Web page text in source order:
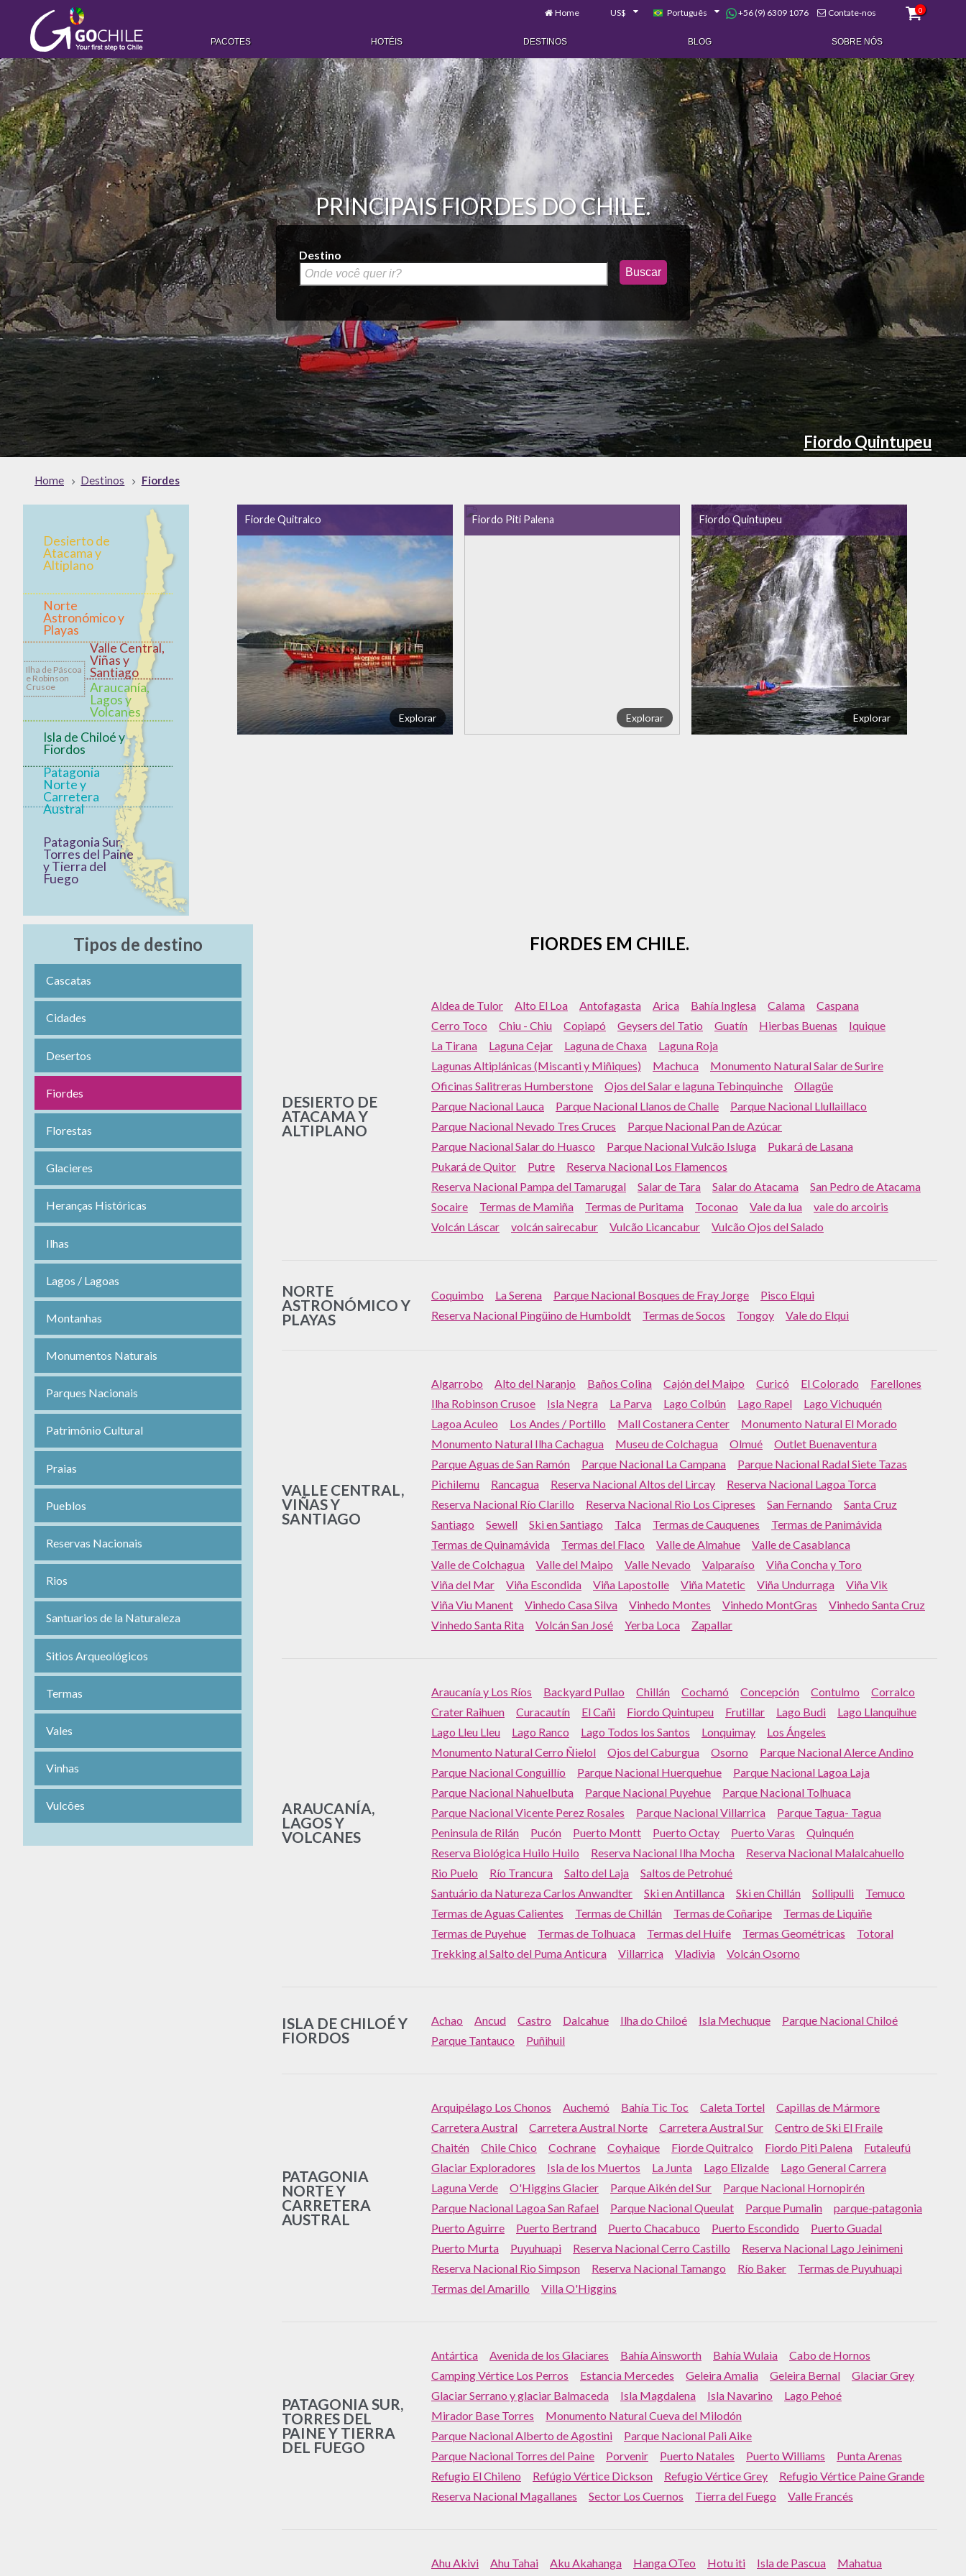
Home US$ Português +56 (9) 6309 1076 Contate-nos 0
PACOTES HOTÉIS DESTINOS BLOG SOBRE NÓS
Fiordo Quintupeu
PRINCIPAIS FIORDES DO CHILE.
Destino
Home Destinos Fiordes
Desierto de
Atacama y
Altiplano
Norte
Astronómico y
Playas
Valle Central,
Viñas y
Santiago
Araucanía,
Lagos y
Volcanes
Isla de Chiloé y
Fiordos
Patagonia
Norte y
Carretera
Austral
Patagonia Sur,
Torres del Paine
y Tierra del
Fuego
Ilha de Páscoa
e Robinson
Crusoe
Fiorde Quitralco
Explorar
Fiordo Piti Palena
Explorar
Fiordo Quintupeu
Explorar
Tipos de destino
Cascatas
Cidades
Desertos
Fiordes
Florestas
Glacieres
Heranças Históricas
Ilhas
Lagos / Lagoas
Montanhas
Monumentos Naturais
Parques Nacionais
Patrimônio Cultural
Praias
Pueblos
Reservas Nacionais
Rios
Santuarios de la Naturaleza
Sitios Arqueológicos
Termas
Vales
Vinhas
Vulcões
FIORDES EM CHILE.
DESIERTO DE
ATACAMA Y
ALTIPLANO
Aldea de Tulor Alto El Loa Antofagasta Arica Bahía Inglesa Calama
Caspana
Cerro Toco
Chiu - Chiu Copiapó Geysers del Tatio Guatín Hierbas Buenas
Iquique
La Tirana
Laguna Cejar Laguna de Chaxa
Laguna Roja
Lagunas Altiplánicas (Miscanti y Miñiques)
Machuca
Monumento Natural Salar de Surire
Oficinas Salitreras Humberstone
Ojos del Salar e laguna Tebinquinche
Ollagüe
Parque Nacional Lauca
Parque Nacional Llanos de Challe
Parque Nacional Llullaillaco
Parque Nacional Nevado Tres Cruces
Parque Nacional Pan de Azúcar
Parque Nacional Salar do Huasco
Parque Nacional Vulcão Isluga
Pukará de Lasana
Pukará de Quitor
Putre
Reserva Nacional Los Flamencos
Reserva Nacional Pampa del Tamarugal
Salar de Tara Salar do Atacama
San Pedro de Atacama
Socaire
Termas de Mamiña Termas de Puritama Toconao Vale da lua
vale do arcoiris
Volcán Láscar
volcán sairecabur Vulcão Licancabur Vulcão Ojos del Salado
NORTE
ASTRONÓMICO Y
PLAYAS
Coquimbo La Serena Parque Nacional Bosques de Fray Jorge
Pisco Elqui
Reserva Nacional Pingüino de Humboldt
Termas de Socos Tongoy Vale do Elqui
VALLE CENTRAL,
VIÑAS Y
SANTIAGO
Algarrobo Alto del Naranjo Baños Colina Cajón del Maipo Curicó El Colorado
Farellones
Ilha Robinson Crusoe
Isla Negra La Parva Lago Colbún Lago Rapel
Lago Vichuquén
Lagoa Aculeo
Los Andes / Portillo Mall Costanera Center
Monumento Natural El Morado
Monumento Natural Ilha Cachagua
Museu de Colchagua Olmué
Outlet Buenaventura
Parque Aguas de San Ramón
Parque Nacional La Campana
Parque Nacional Radal Siete Tazas
Pichilemu
Rancagua Reserva Nacional Altos del Lircay
Reserva Nacional Lagoa Torca
Reserva Nacional Río Clarillo
Reserva Nacional Rio Los Cipreses San Fernando
Santa Cruz
Santiago
Sewell Ski en Santiago Talca Termas de Cauquenes
Termas de Panimávida
Termas de Quinamávida
Termas del Flaco Valle de Almahue
Valle de Casablanca
Valle de Colchagua
Valle del Maipo Valle Nevado Valparaíso
Viña Concha y Toro
Viña del Mar
Viña Escondida Viña Lapostolle Viña Matetic Viña Undurraga
Viña Vik
Viña Viu Manent
Vinhedo Casa Silva Vinhedo Montes Vinhedo MontGras
Vinhedo Santa Cruz
Vinhedo Santa Rita
Volcán San José Yerba Loca Zapallar
ARAUCANÍA,
LAGOS Y
VOLCANES
Araucanía y Los Ríos Backyard Pullao Chillán Cochamó Concepción Contulmo
Corralco
Crater Raihuen
Curacautín El Cañi Fiordo Quintupeu Frutillar Lago Budi
Lago Llanquihue
Lago Lleu Lleu
Lago Ranco Lago Todos los Santos Lonquimay
Los Ángeles
Monumento Natural Cerro Ñielol
Ojos del Caburgua Osorno
Parque Nacional Alerce Andino
Parque Nacional Conguillío
Parque Nacional Huerquehue
Parque Nacional Lagoa Laja
Parque Nacional Nahuelbuta
Parque Nacional Puyehue
Parque Nacional Tolhuaca
Parque Nacional Vicente Perez Rosales
Parque Nacional Villarrica
Parque Tagua- Tagua
Peninsula de Rilán
Pucón Puerto Montt Puerto Octay Puerto Varas
Quinquén
Reserva Biológica Huilo Huilo
Reserva Nacional Ilha Mocha
Reserva Nacional Malalcahuello
Rio Puelo
Río Trancura Salto del Laja
Saltos de Petrohué
Santuário da Natureza Carlos Anwandter
Ski en Antillanca Ski en Chillán Sollipulli
Temuco
Termas de Aguas Calientes
Termas de Chillán Termas de Coñaripe
Termas de Liquiñe
Termas de Puyehue
Termas de Tolhuaca Termas del Huife Termas Geométricas
Totoral
Trekking al Salto del Puma Anticura
Villarrica Vladivia Volcán Osorno
ISLA DE CHILOÉ Y
FIORDOS
Achao Ancud Castro Dalcahue Ilha do Chiloé Isla Mechuque
Parque Nacional Chiloé
Parque Tantauco
Puñihuil
PATAGONIA
NORTE Y
CARRETERA
AUSTRAL
Arquipélago Los Chonos Auchemó Bahía Tic Toc Caleta Tortel
Capillas de Mármore
Carretera Austral
Carretera Austral Norte Carretera Austral Sur
Centro de Ski El Fraile
Chaitén
Chile Chico Cochrane Coyhaique Fiorde Quitralco Fiordo Piti Palena
Futaleufú
Glaciar Exploradores
Isla de los Muertos La Junta Lago Elizalde
Lago General Carrera
Laguna Verde
O'Higgins Glacier Parque Aikén del Sur
Parque Nacional Hornopirén
Parque Nacional Lagoa San Rafael
Parque Nacional Queulat Parque Pumalin
parque-patagonia
Puerto Aguirre
Puerto Bertrand Puerto Chacabuco Puerto Escondido
Puerto Guadal
Puerto Murta
Puyuhuapi Reserva Nacional Cerro Castillo
Reserva Nacional Lago Jeinimeni
Reserva Nacional Rio Simpson
Reserva Nacional Tamango Río Baker
Termas de Puyuhuapi
Termas del Amarillo
Villa O'Higgins
PATAGONIA SUR,
TORRES DEL
PAINE Y TIERRA
DEL FUEGO
Antártica Avenida de los Glaciares Bahía Ainsworth Bahía Wulaia
Cabo de Hornos
Camping Vértice Los Perros
Estancia Mercedes Geleira Amalia Geleira Bernal
Glaciar Grey
Glaciar Serrano y glaciar Balmaceda
Isla Magdalena Isla Navarino
Lago Pehoé
Mirador Base Torres
Monumento Natural Cueva del Milodón
Parque Nacional Alberto de Agostini
Parque Nacional Pali Aike
Parque Nacional Torres del Paine
Porvenir Puerto Natales Puerto Williams
Punta Arenas
Refugio El Chileno
Refúgio Vértice Dickson Refugio Vértice Grey
Refugio Vértice Paine Grande
Reserva Nacional Magallanes
Sector Los Cuernos Tierra del Fuego Valle Francés
Ahu Akivi Ahu Tahai Aku Akahanga Hanga OTeo Hotu iti Isla de Pascua Mahatua